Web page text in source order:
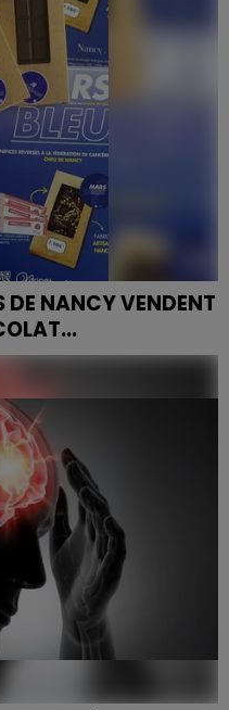
DE NANCY VENDENT
pour soutenir Mars